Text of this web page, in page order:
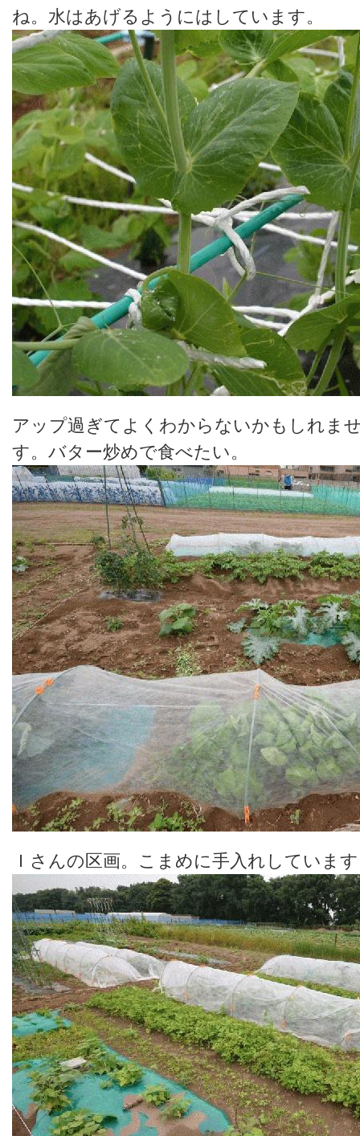
ね。水はあげるようにはしています。
アップ過ぎてよくわからないかもしれま
す。バター炒めで食べたい。
Ｉさんの区画。こまめに手入れしていま